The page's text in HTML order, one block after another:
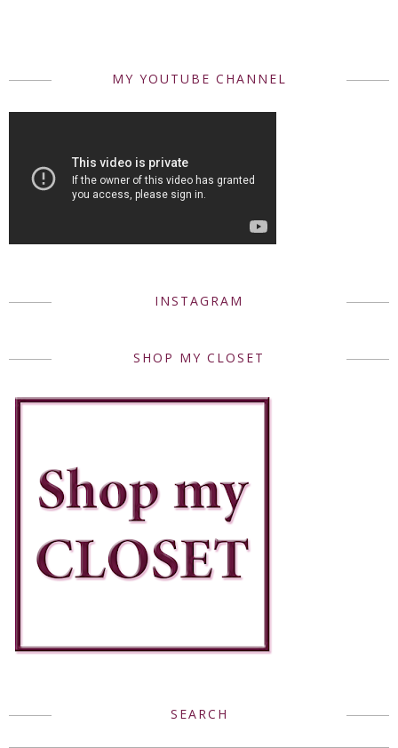
MY YOUTUBE CHANNEL
INSTAGRAM
SHOP MY CLOSET
SEARCH